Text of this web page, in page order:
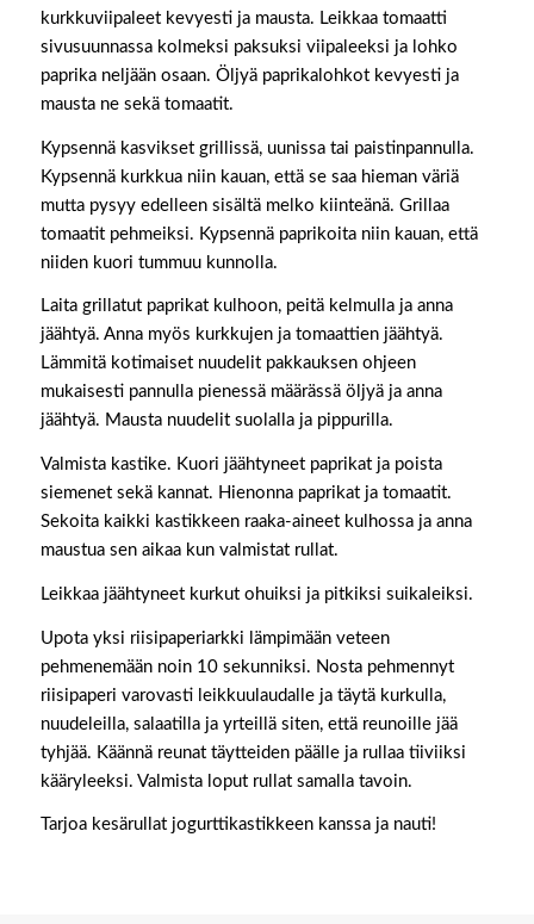
kurkkuviipaleet kevyesti ja mausta. Leikkaa tomaatti
sivusuunnassa kolmeksi paksuksi viipaleeksi ja lohko
paprika neljään osaan. Öljyä paprikalohkot kevyesti ja
mausta ne sekä tomaatit.
Kypsennä kasvikset grillissä, uunissa tai paistinpannulla.
Kypsennä kurkkua niin kauan, että se saa hieman väriä
mutta pysyy edelleen sisältä melko kiinteänä. Grillaa
tomaatit pehmeiksi. Kypsennä paprikoita niin kauan, että
niiden kuori tummuu kunnolla.
Laita grillatut paprikat kulhoon, peitä kelmulla ja anna
jäähtyä. Anna myös kurkkujen ja tomaattien jäähtyä.
Lämmitä kotimaiset nuudelit pakkauksen ohjeen
mukaisesti pannulla pienessä määrässä öljyä ja anna
jäähtyä. Mausta nuudelit suolalla ja pippurilla.
Valmista kastike. Kuori jäähtyneet paprikat ja poista
siemenet sekä kannat. Hienonna paprikat ja tomaatit.
Sekoita kaikki kastikkeen raaka-aineet kulhossa ja anna
maustua sen aikaa kun valmistat rullat.
Leikkaa jäähtyneet kurkut ohuiksi ja pitkiksi suikaleiksi.
Upota yksi riisipaperiarkki lämpimään veteen
pehmenemään noin 10 sekunniksi. Nosta pehmennyt
riisipaperi varovasti leikkuulaudalle ja täytä kurkulla,
nuudeleilla, salaatilla ja yrteillä siten, että reunoille jää
tyhjää. Käännä reunat täytteiden päälle ja rullaa tiiviiksi
kääryleeksi. Valmista loput rullat samalla tavoin.
Tarjoa kesärullat jogurttikastikkeen kanssa ja nauti!